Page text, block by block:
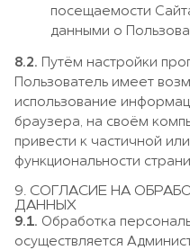
посещаемости
данными о
8.2. Путём настройки
Пользователь имеет
использование
браузера, на своём
привести к частичной
функциональности
9. СОГЛАСИЕ НА
ДАННЫХ
9.1. Обработка
осуществляется